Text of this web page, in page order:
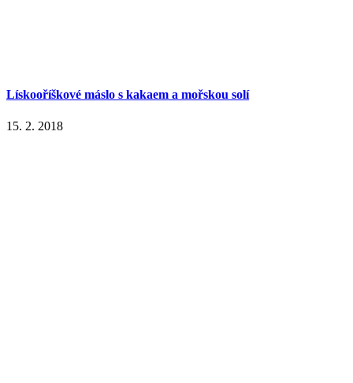
Lískooříškové máslo s kakaem a mořskou solí
15. 2. 2018